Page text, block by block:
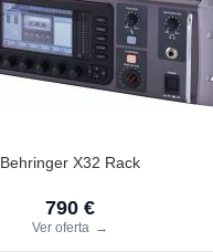
Behringer X32 Rack
790 €
Ver oferta →